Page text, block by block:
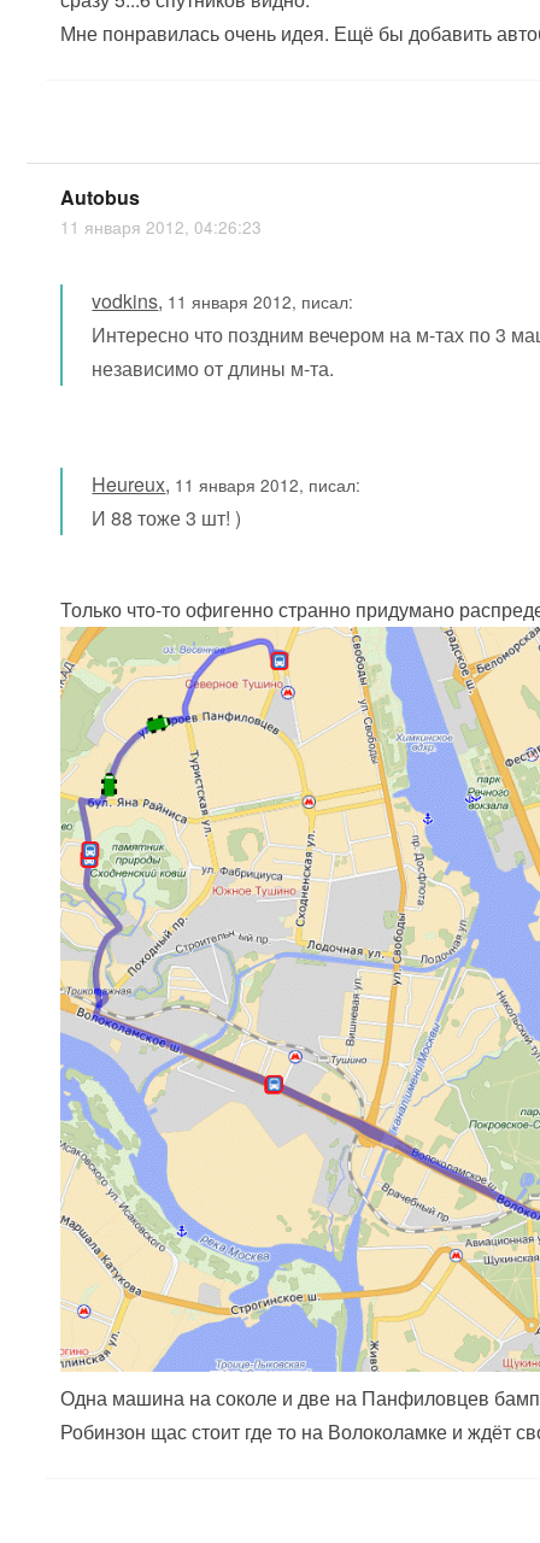
Мне понравилась очень идея. Ещё бы добавить
Autobus
11 января 2012, 04:26:23
vodkins, 11 января 2012, писал:
Интересно что поздним вечером на м-тах по 3
независимо от длины м-та.
Heureux, 11 января 2012, писал:
И 88 тоже 3 шт! )
Только что-то офигенно странно придумано
Одна машина на соколе и две на Панфиловцев
Робинзон щас стоит где то на Волоколамке и ждёт